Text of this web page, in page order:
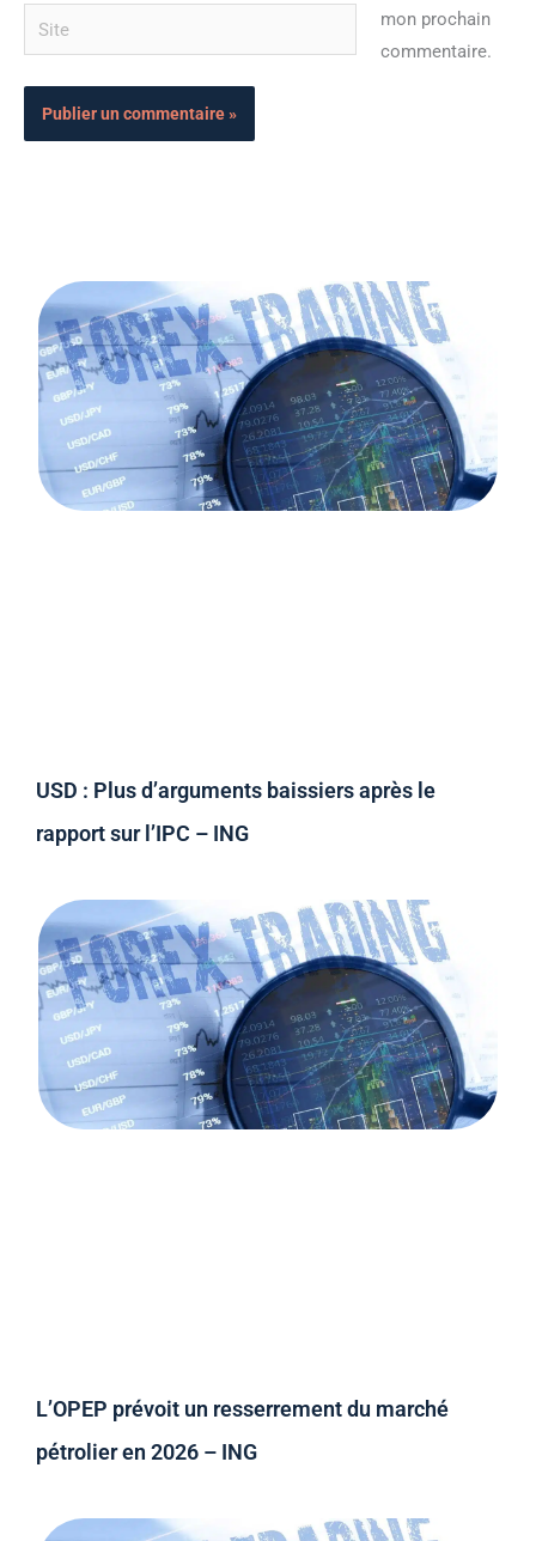
Site
mon prochain
commentaire.
USD : Plus d’arguments baissiers après le
rapport sur l’IPC – ING
L’OPEP prévoit un resserrement du marché
pétrolier en 2026 – ING